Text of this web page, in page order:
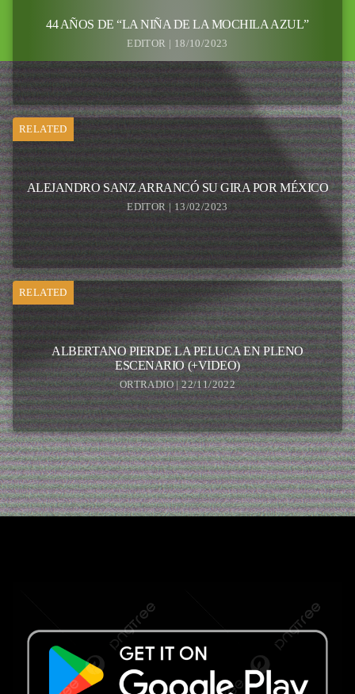
44 AÑOS DE “LA NIÑA DE LA MOCHILA AZUL”
EDITOR | 18/10/2023
RELATED
ALEJANDRO SANZ ARRANCÓ SU GIRA POR MÉXICO
EDITOR | 13/02/2023
RELATED
ALBERTANO PIERDE LA PELUCA EN PLENO
ESCENARIO (+VIDEO)
ORTRADIO | 22/11/2022